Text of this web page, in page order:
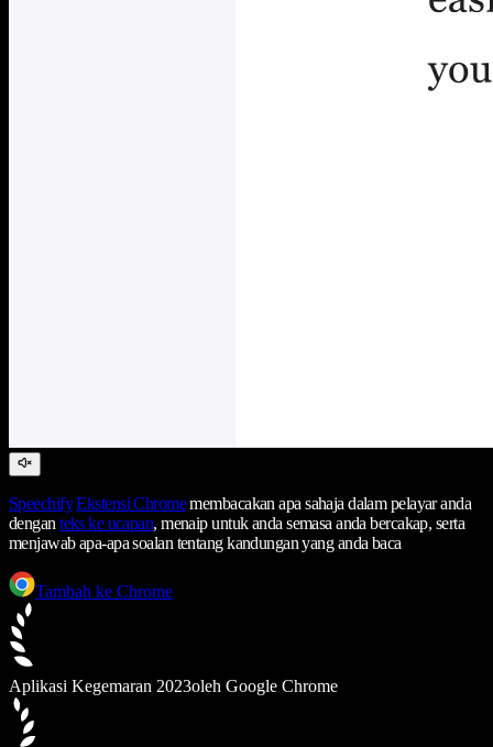
Speechify Ekstensi Chromemembacakan apa sahaja dalam pelayar anda
denganteks ke ucapan, menaip untuk anda semasa anda bercakap, serta
menjawab apa-apa soalan tentang kandungan yang anda baca
Tambah ke Chrome
Aplikasi Kegemaran 2023oleh Google Chrome